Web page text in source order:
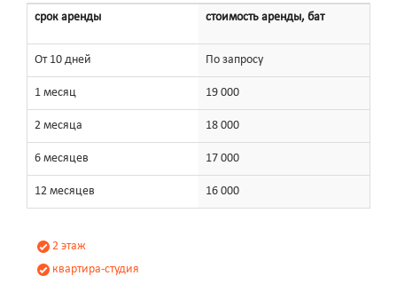
срок аренды
От 10 дней
1 месяц
2 месяца
6 месяцев
12 месяцев
стоимость аренды, бат
По запросу
19 000
18 000
17 000
16 000
2 этаж
квартира-студия